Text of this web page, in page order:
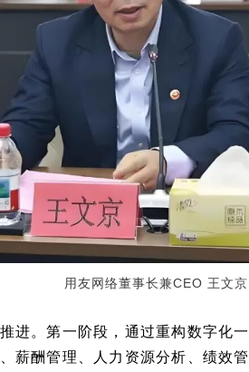
用友网络董事长兼CEO 王文京
进。第一阶段，通过重构数字化
薪酬管理、人力资源分析、绩效